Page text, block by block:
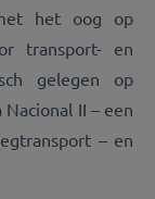
het oog op
transport- en
gelegen op
II – een
– en